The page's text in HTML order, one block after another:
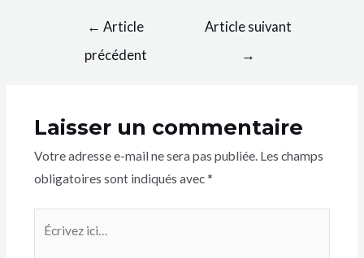
← Article
précédent
Article suivant
→
Laisser un commentaire
Votre adresse e-mail ne sera pas publiée. Les champs
obligatoires sont indiqués avec *